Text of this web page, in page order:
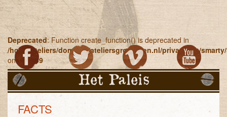
Deprecated: Function create_function() is deprecated in
/home/ateliers/domains/ateliersgroningen.nl/private/Lib/
on line 269
Het Paleis
FACTS